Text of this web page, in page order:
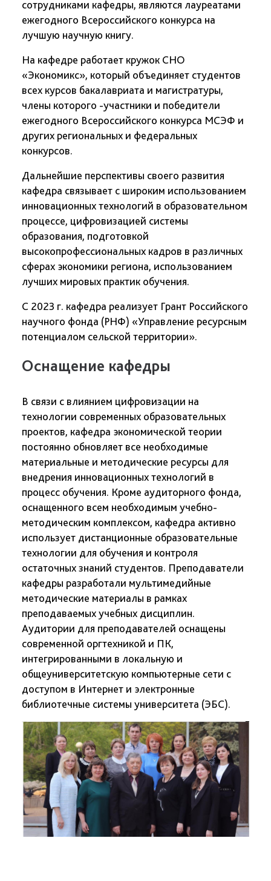
сотрудниками кафедры, являются лауреатами
ежегодного Всероссийского конкурса на
лучшую научную книгу.
На кафедре работает кружок СНО
«Экономикс», который объединяет студентов
всех курсов бакалавриата и магистратуры,
члены которого -участники и победители
ежегодного Всероссийского конкурса МСЭФ и
других региональных и федеральных
конкурсов.
Дальнейшие перспективы своего развития
кафедра связывает с широким использованием
инновационных технологий в образовательном
процессе, цифровизацией системы
образования, подготовкой
высокопрофессиональных кадров в различных
сферах экономики региона, использованием
лучших мировых практик обучения.
С 2023 г. кафедра реализует Грант Российского
научного фонда (РНФ) «Управление ресурсным
потенциалом сельской территории».
Оснащение кафедры
В связи с влиянием цифровизации на
технологии современных образовательных
проектов, кафедра экономической теории
постоянно обновляет все необходимые
материальные и методические ресурсы для
внедрения инновационных технологий в
процесс обучения. Кроме аудиторного фонда,
оснащенного всем необходимым учебно-
методическим комплексом, кафедра активно
использует дистанционные образовательные
технологии для обучения и контроля
остаточных знаний студентов. Преподаватели
кафедры разработали мультимедийные
методические материалы в рамках
преподаваемых учебных дисциплин.
Аудитории для преподавателей оснащены
современной оргтехникой и ПК,
интегрированными в локальную и
общеуниверситетскую компьютерные сети с
доступом в Интернет и электронные
библиотечные системы университета (ЭБС).